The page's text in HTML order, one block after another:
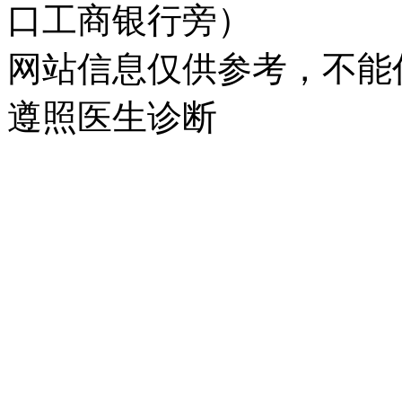
口工商银行旁）
网站信息仅供参考，不
遵照医生诊断